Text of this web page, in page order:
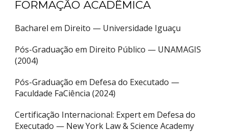
FORMAÇÃO ACADÊMICA
Bacharel em Direito — Universidade Iguaçu
Pós-Graduação em Direito Público — UNAMAGIS
(2004)
Pós-Graduação em Defesa do Executado —
Faculdade FaCiência (2024)
Certificação Internacional: Expert em Defesa do
Executado — New York Law & Science Academy